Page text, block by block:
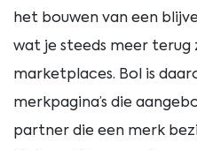
het bouwen van een
wat je steeds meer terug
marketplaces. Bol is
merkpagina’s die
partner die een merk